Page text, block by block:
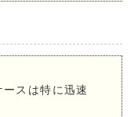
スは特に迅速